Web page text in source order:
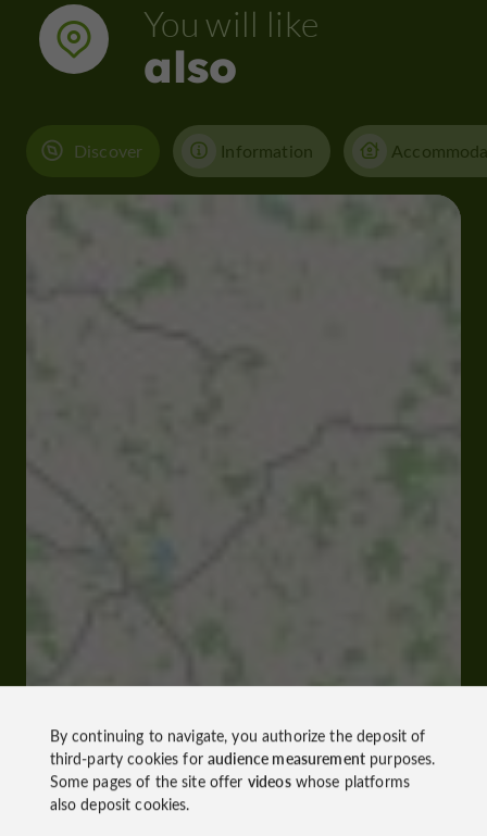
You will like
also
Discover Information
By continuing to navigate, you authorize the deposit of
third-party cookies foraudience measurementpurposes.
Some pages of the site offer videoswhose platforms
also deposit cookies.